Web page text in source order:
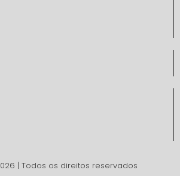
| Todos os direitos reservados